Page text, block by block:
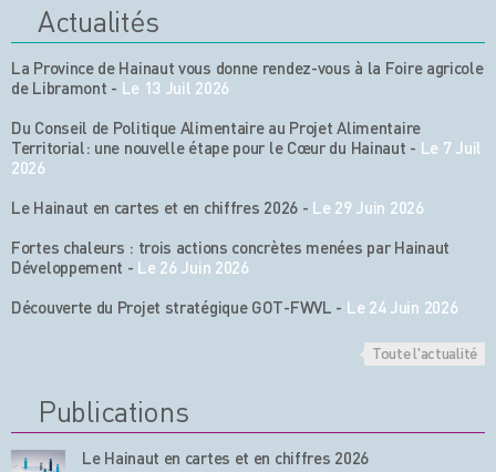
Actualités
La Province de Hainaut vous donne rendez-vous à la Foire agricole
de Libramont - Le 13 Juil 2026
Du Conseil de Politique Alimentaire au Projet Alimentaire
Territorial: une nouvelle étape pour le Cœur du Hainaut - Le 7 Juil
2026
Le Hainaut en cartes et en chiffres 2026 - Le 29 Juin 2026
Fortes chaleurs : trois actions concrètes menées par Hainaut
Développement - Le 26 Juin 2026
Découverte du Projet stratégique GOT-FWVL - Le 24 Juin 2026
Toute l'actualité
Publications
Le Hainaut en cartes et en chiffres 2026